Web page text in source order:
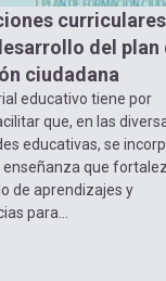
curriculares
del plan
ciudadana
educativo tiene por
que, en las
educativas, se
enseñanza que
de aprendizajes y
para...